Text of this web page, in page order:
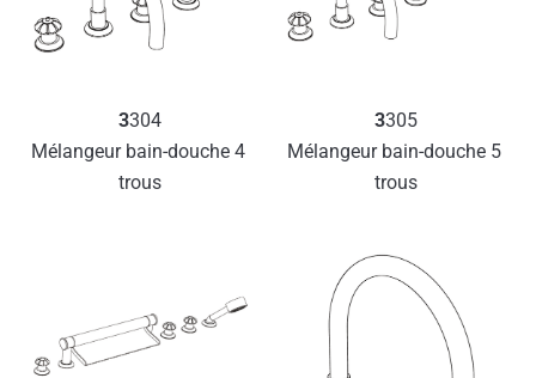
3304
Mélangeur bain-douche 4
trous
3305
Mélangeur bain-douche 5
trous